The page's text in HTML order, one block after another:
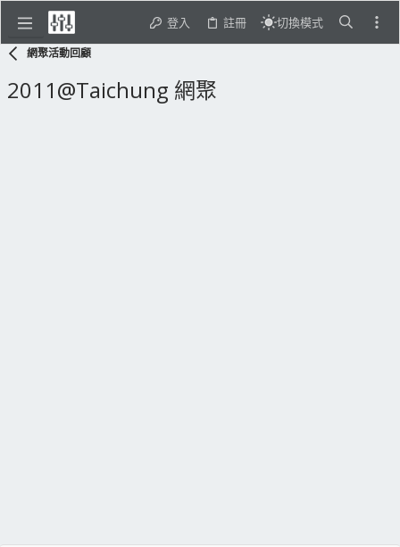
登入 註冊 切換模式
網聚活動回顧
2011@Taichung 網聚